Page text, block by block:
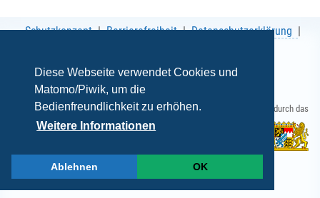
Diese Webseite verwendet Cookies und
Matomo/Piwik, um die
Bedienfreundlichkeit zu erhöhen.
Weitere Informationen
Ablehnen OK
Schutzkonzept Barrierefreiheit
Datenschutzerklärung
Gefördert durch das